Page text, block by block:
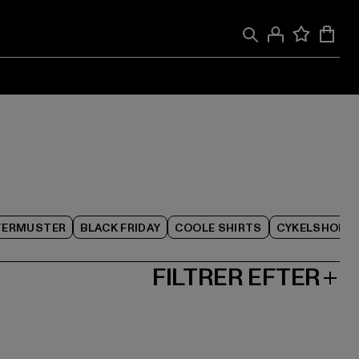
BLACK FRIDAY COOLE SHIRTS
FILTRER EFTER